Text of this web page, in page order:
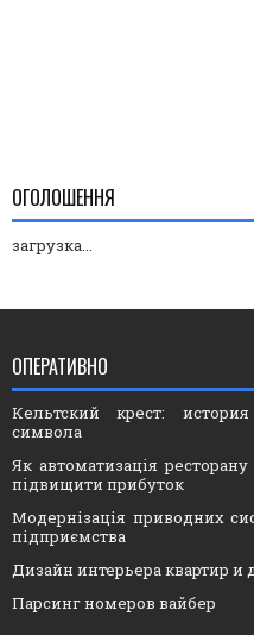
ОГОЛОШЕННЯ
загрузка...
ОПЕРАТИВНО
Кельтский крест:
символа
Як автоматизація
підвищити прибуток
Модернізація приводних
підприємства
Дизайн интерьера квартир и
Парсинг номеров вайбер